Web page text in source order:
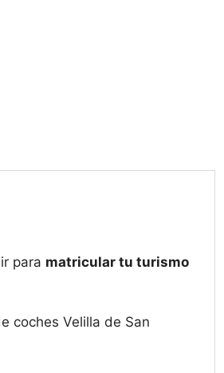
para matricular tu turismo
coches Velilla de San